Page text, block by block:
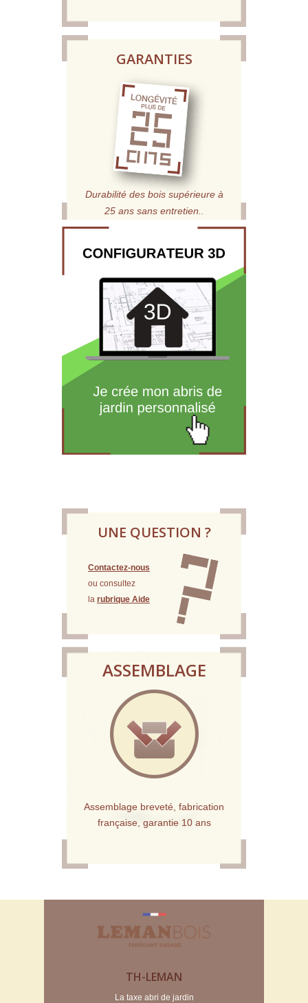
GARANTIES
Durabilité des bois supérieure à
25 ans sans entretien.
UNE QUESTION ?
Contactez-nous
ou consultez
la rubrique Aide
ASSEMBLAGE
Assemblage breveté, fabrication
française, garantie 10 ans
TH-LEMAN
La taxe abri de jardin